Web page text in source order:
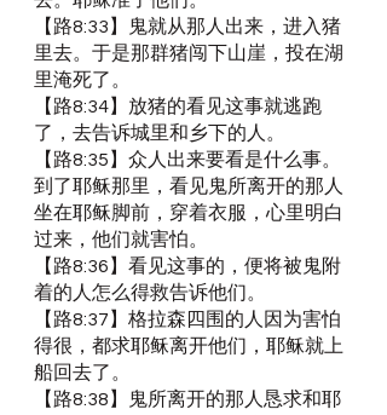
【路8:33】鬼就从那人出来，进入猪
里去。于是那群猪闯下山崖，投在湖
里淹死了。
【路8:34】放猪的看见这事就逃跑
了，去告诉城里和乡下的人。
【路8:35】众人出来要看是什么事。
到了耶稣那里，看见鬼所离开的那人
坐在耶稣脚前，穿着衣服，心里明白
过来，他们就害怕。
【路8:36】看见这事的，便将被鬼附
着的人怎么得救告诉他们。
【路8:37】格拉森四围的人因为害怕
得很，都求耶稣离开他们，耶稣就上
船回去了。
【路8:38】鬼所离开的那人恳求和耶